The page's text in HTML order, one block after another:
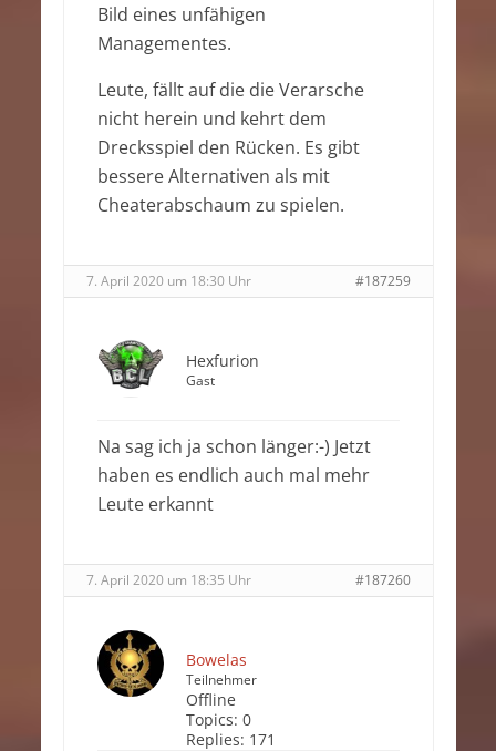
Bild eines unfähigen
Managementes.
Leute, fällt auf die die Verarsche
nicht herein und kehrt dem
Drecksspiel den Rücken. Es gibt
bessere Alternativen als mit
Cheaterabschaum zu spielen.
7. April 2020 um 18:30 Uhr #187259
Hexfurion
Gast
Na sag ich ja schon länger:-) Jetzt
haben es endlich auch mal mehr
Leute erkannt
7. April 2020 um 18:35 Uhr #187260
Bowelas
Teilnehmer
Offline
Topics: 0
Replies: 171